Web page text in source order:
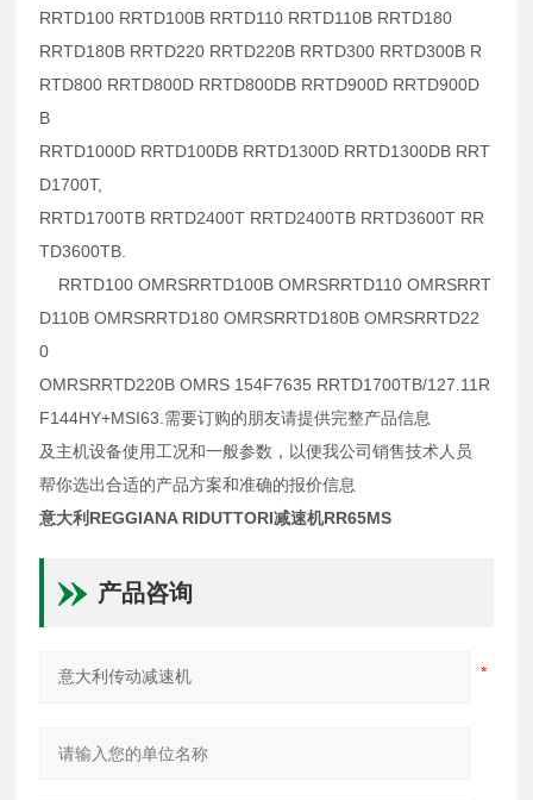
RRTD100 RRTD100B RRTD110 RRTD110B RRTD180
RRTD180B RRTD220 RRTD220B RRTD300 RRTD300B R
RTD800 RRTD800D RRTD800DB RRTD900D RRTD900D
B
RRTD1000D RRTD100DB RRTD1300D RRTD1300DB RRT
D1700T,
RRTD1700TB RRTD2400T RRTD2400TB RRTD3600T RR
TD3600TB.
RRTD100 OMRSRRTD100B OMRSRRTD110 OMRSRRT
D110B OMRSRRTD180 OMRSRRTD180B OMRSRRTD22
0
OMRSRRTD220B OMRS 154F7635 RRTD1700TB/127.11R
F144HY+MSI63.需要订购的朋友请提供完整产品信息
及主机设备使用工况和一般参数，以便我公司销售技术人员
帮你选出合适的产品方案和准确的报价信息
意大利REGGIANA RIDUTTORI减速机RR65MS
产品咨询